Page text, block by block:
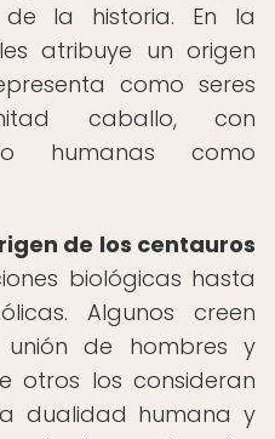
la historia. En la
atribuye un origen
como seres
caballo, con
humanas como
de los centauros
biológicas hasta
Algunos creen
de hombres y
otros los consideran
dualidad humana y